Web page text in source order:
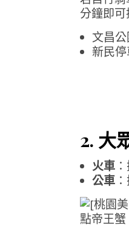
分鐘即可
文昌
新民
2. 大
火車
公車